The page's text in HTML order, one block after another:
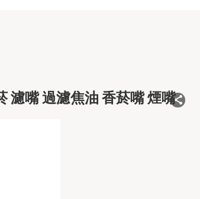
濾嘴 過濾焦油 香菸嘴 煙嘴